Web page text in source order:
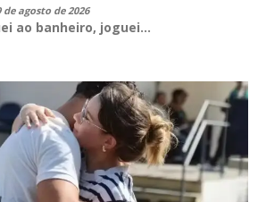
de agosto de 2026
ao banheiro, joguei...